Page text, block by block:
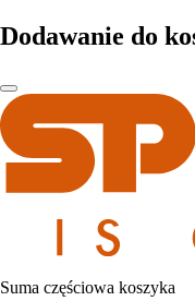
Dodawanie do
Suma częściowa koszyka